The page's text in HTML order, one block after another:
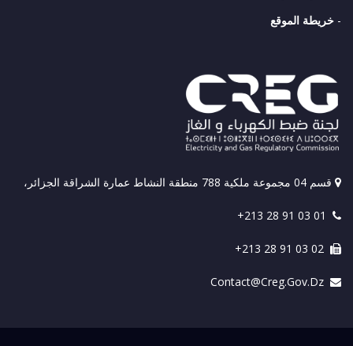
قسم 04 مجموعة ملكية 788 منطقة النشاط عمارة الشراقة الجزائر،
+213 28 91 03 01
+213 28 91 03 02
Contact@creg.gov.dz
- خريطة الموقع